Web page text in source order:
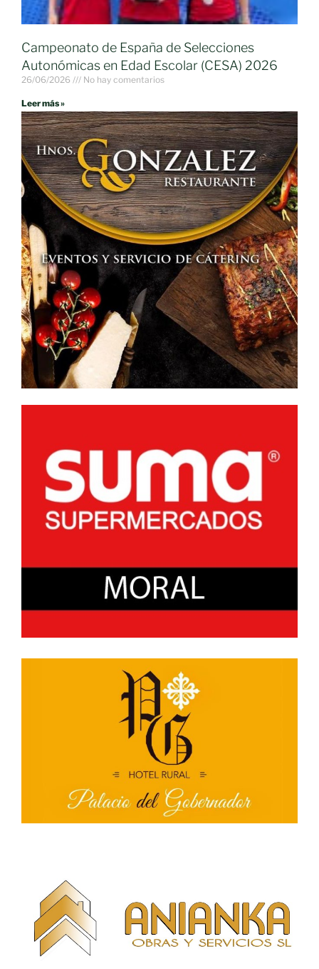
Campeonato de España de Selecciones
Autonómicas en Edad Escolar (CESA) 2026
26/06/2026 No hay comentarios
Leer más »